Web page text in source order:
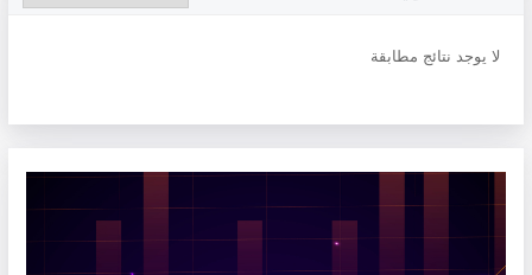
لا يوجد نتائج مطابقة